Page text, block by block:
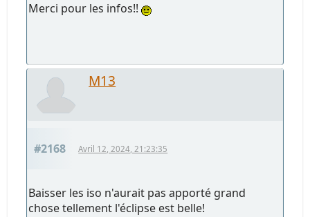
Merci pour les infos!!
M13
#2168 Avril 12, 2024, 21:23:35
Baisser les iso n'aurait pas apporté grand
chose tellement l'éclipse est belle!